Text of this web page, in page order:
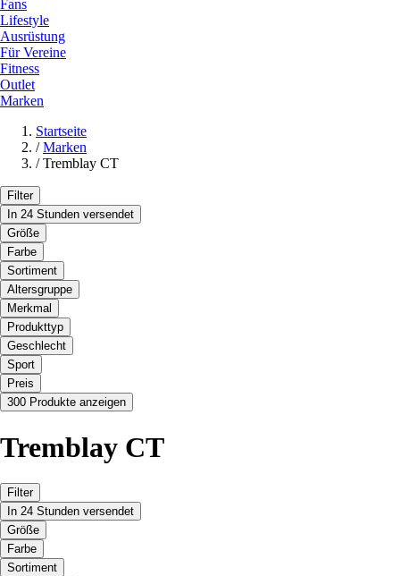
Fans
Lifestyle
Ausrüstung
Für Vereine
Fitness
Outlet
Marken
Startseite
/ Marken
/ Tremblay CT
Filter
In 24 Stunden versendet
Größe
Farbe
Sortiment
Altersgruppe
Merkmal
Produkttyp
Geschlecht
Sport
Preis
300 Produkte anzeigen
Tremblay CT
Filter
In 24 Stunden versendet
Größe
Farbe
Sortiment